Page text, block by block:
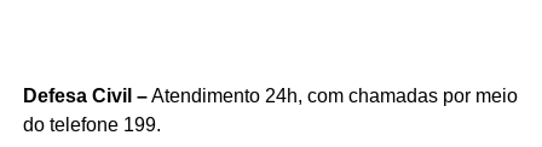
Defesa Civil –Atendimento 24h, com chamadas por meio
do telefone 199.